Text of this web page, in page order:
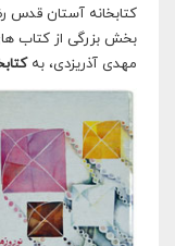
کتابخانه آستان قدس
بخش بزرگی از کتاب
مهدی آذریزدی، به